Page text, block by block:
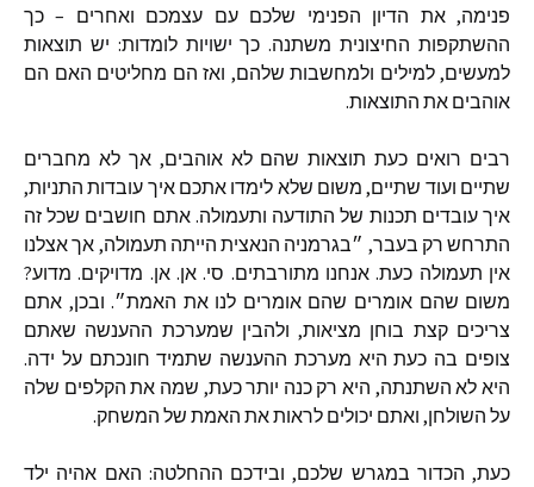
פנימה,את הדיון הפנימי שלכם עם עצמכם ואחרים – כך
ההשתקפות החיצונית משתנה. כך ישויות לומדות: יש תוצאות
למעשים,למילים ולמחשבות שלהם, ואז הם מחליטים האם הם
אוהבים את התוצאות.
רבים רואים כעת תוצאות שהם לא אוהבים,אך לא מחברים
שתיים ועוד שתיים, משום שלא לימדו אתכם איך עובדות התניות,
איך עובדים תכנות של התודעה ותעמולה.אתם חושבים שכל זה
התרחש רק בעבר, ״בגרמניה הנאצית הייתה תעמולה, אךאצלנו
אין תעמולה כעת. אנחנו מתורבתים. סי. אן.אן. מדויקים. מדוע?
משום שהם אומרים שהם אומרים לנו את האמת״. ובכן, אתם
צריכים קצת בוחן מציאות, ולהבין שמערכת ההענשה שאתם
צופים בה כעת היא מערכת ההענשה שתמיד חונכתם על ידה.
היא לא השתנתה, היא רק כנה יותרכעת, שמה את הקלפים שלה
על השולחן, ואתם יכולים לראותאת האמת של המשחק.
כעת, הכדור במגרש שלכם, ובידכם ההחלטה: האם אהיה ילד